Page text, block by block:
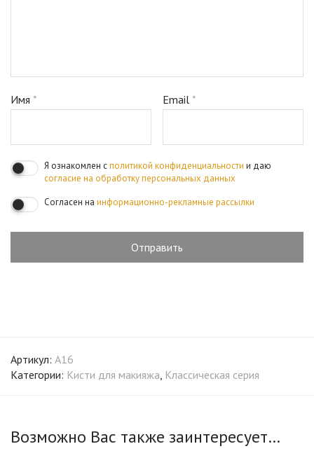
Имя * Email*
Я ознакомлен сполитикой конфиденциальности и даю
согласие на обработку персональных данных
Согласен на информационно-рекламные рассылки
Артикул: A16
Категории: Кисти для макияжа Классическая серия
Возможно Вас также заинтересует…